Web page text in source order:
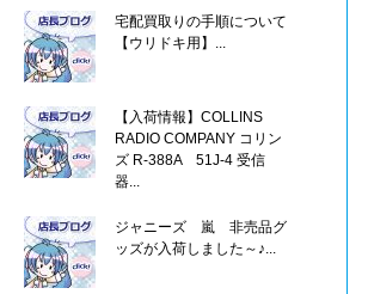
宅配買取りの手順について
【ウリドキ用】...
【入荷情報】COLLINS
RADIO COMPANY コリン
ズ R-388A 51J-4 受信
器...
ジャニーズ 嵐 非売品グ
ッズが入荷しました～♪...